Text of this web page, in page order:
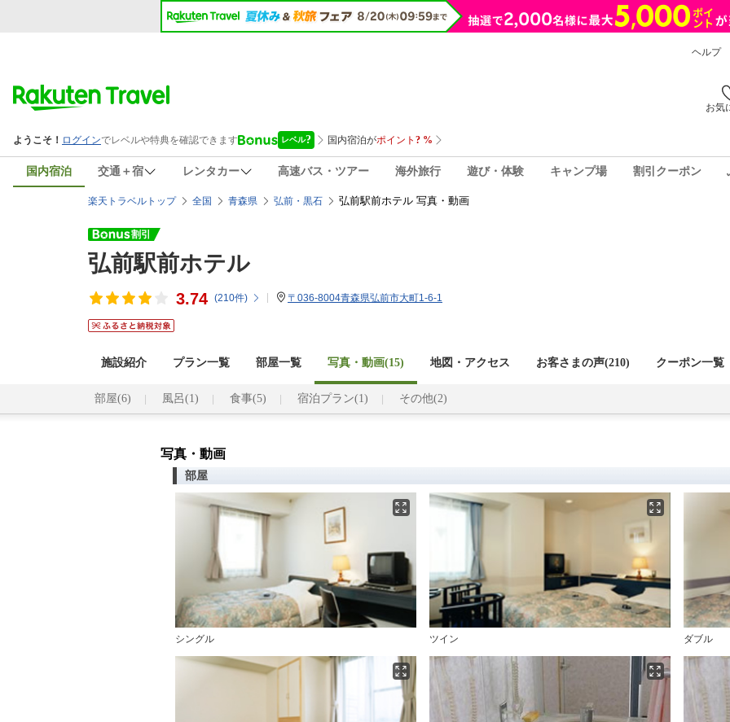
ヘルプ
お気
国内宿泊 交通＋宿 レンタカー 高速バス・ツアー 海外旅行 遊び・体験 キャンプ場 割引クーポン
楽天トラベルトップ 全国 青森県 弘前・黒石 弘前駅前ホテル 写真・動画
弘前駅前ホテル
3.74 (210件) 〒036-8004青森県弘前市大町1-6-1
施設紹介 プラン一覧 部屋一覧 写真・動画(15) 地図・アクセス お客さまの声(210) クーポン一覧
部屋(6) 風呂(1) 食事(5) 宿泊プラン(1) その他(2)
写真・動画
部屋
シングル ツイン ダブル